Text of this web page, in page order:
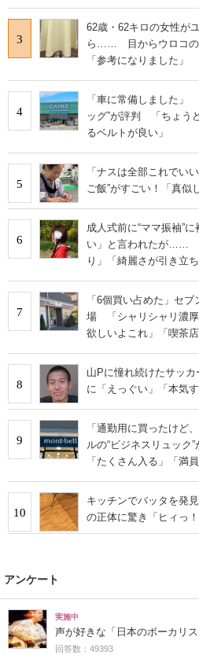
3
62歳・62キロの女性が
ら…… 目からウロコの
「参考になりました」
4
「車に常備しました」
ッグ”が評判 「ちょう
るベルトが良い」
5
「ナスは全部これでい
ご飯”がすごい！「真似
6
成人式前に“ママ振袖”
い」と言われたが……
り」「綺麗さが引き立ち
7
「6個買い占めた」セ
場 「シャリシャリ濃
欲しいよこれ」「喫茶
8
山Pに憧れ続けたサッ
に「えっぐい」「本気
9
「通勤用に買ったけ
ルの“ビジネスリュック
「たくさん入る」「満
10
キッチンでバッタを
の正体に驚き「ヒィっ
アンケート
実施中
声が好きな「日本のボーカリス
回答数：49393